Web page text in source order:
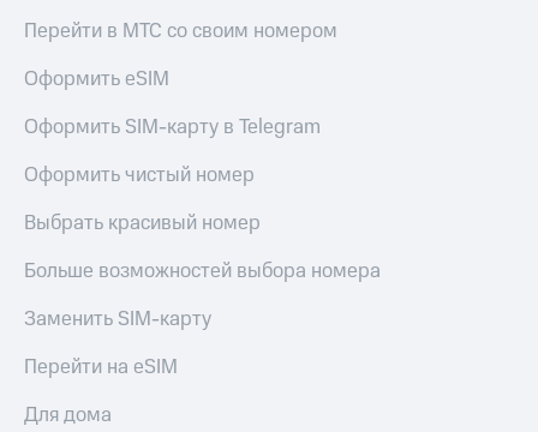
Перейти в МТС со своим номером
Оформить eSIM
Оформить SIM-карту в Telegram
Оформить чистый номер
Выбрать красивый номер
Больше возможностей выбора номера
Заменить SIM-карту
Перейти на eSIM
Для дома